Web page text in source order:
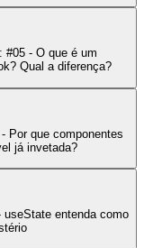
#05 - O que é um
Qual a diferença?
Por que componentes
já invetada?
entenda como